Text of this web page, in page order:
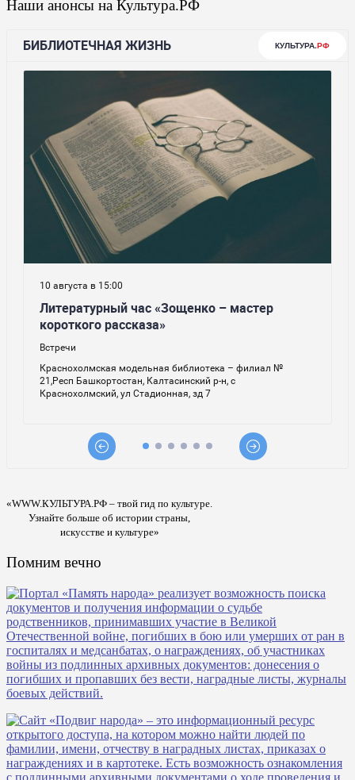
Наши анонсы на Культура.РФ
«WWW.КУЛЬТУРА.РФ – твой гид по культуре.
Узнайте больше об истории страны,
искусстве и культуре»
Помним вечно